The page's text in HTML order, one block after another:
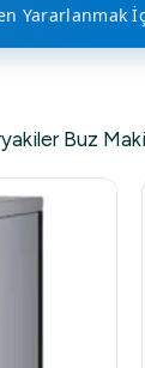
Yararlanmak
Buz